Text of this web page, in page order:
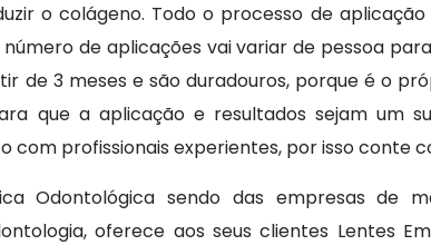
o colágeno. Todo o processo de
de aplicações vai variar de pessoa
de 3 meses e são duradouros, porque é o
que a aplicação e resultados sejam um
com profissionais experientes, por isso conte
Odontológica sendo das empresas de
oferece aos seus clientes Lentes